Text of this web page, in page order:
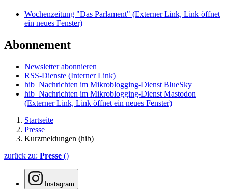
Wochenzeitung "Das Parlament" (Externer Link, Link öffnet
ein neues Fenster)
Abonnement
Newsletter abonnieren
RSS-Dienste (Interner Link)
hib_Nachrichten im Mikroblogging-Dienst BlueSky
hib_Nachrichten im Mikroblogging-Dienst Mastodon
(Externer Link, Link öffnet ein neues Fenster)
Startseite
Presse
Kurzmeldungen (hib)
zurück zu: Presse ()
Instagram